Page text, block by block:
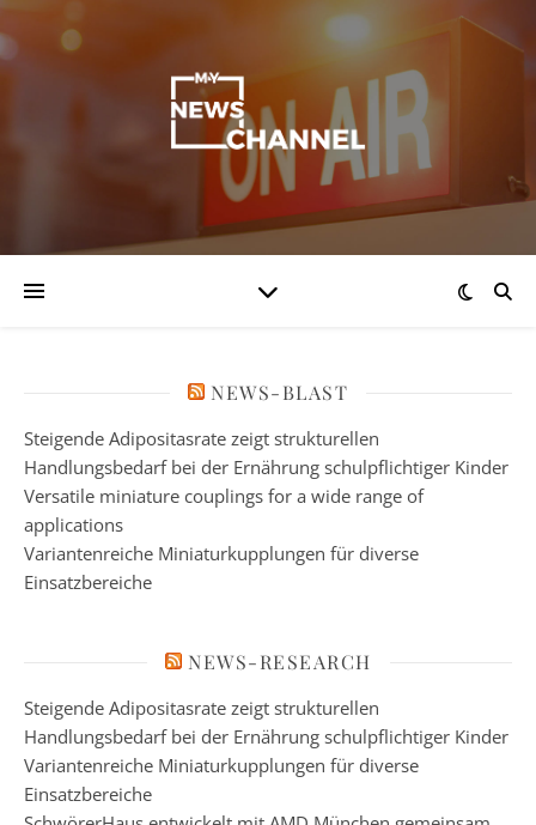
NEWS-BLAST
Steigende Adipositasrate zeigt strukturellen
Handlungsbedarf bei der Ernährung schulpflichtiger Kinder
Versatile miniature couplings for a wide range of
applications
Variantenreiche Miniaturkupplungen für diverse
Einsatzbereiche
NEWS-RESEARCH
Steigende Adipositasrate zeigt strukturellen
Handlungsbedarf bei der Ernährung schulpflichtiger Kinder
Variantenreiche Miniaturkupplungen für diverse
Einsatzbereiche